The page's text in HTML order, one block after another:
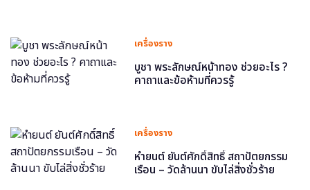
เครื่องราง
บูชา พระลักษณ์หน้าทอง ช่วยอะไร ?
คาถาและข้อห้ามที่ควรรู้
เครื่องราง
หำยนต์ ยันต์ศักดิ์สิทธิ์ สถาปัตยกรรม
เรือน – วัดล้านนา ขับไล่สิ่งชั่วร้าย